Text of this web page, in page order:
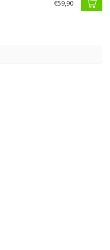
€59,90